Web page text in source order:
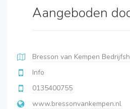
Aangeboden
Bresson van Kempen
Info
0135400755
www.bressonvankempen.nl